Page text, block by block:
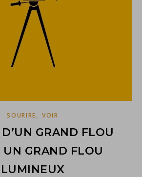
SOURIRE,VOIR
GRAND FLOU
GRAND FLOU
LUMINEUX